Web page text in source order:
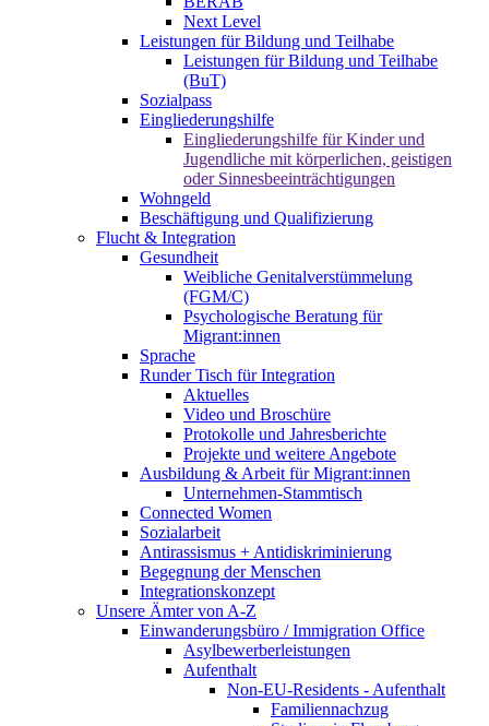
Next Level
Leistungen für Bildung und Teilhabe
Leistungen für Bildung und Teilhabe
(BuT)
Sozialpass
Eingliederungshilfe
Eingliederungshilfe für Kinder und
Jugendliche mit körperlichen, geistigen
oder Sinnesbeeinträchtigungen
Wohngeld
Beschäftigung und Qualifizierung
Flucht & Integration
Gesundheit
Weibliche Genitalverstümmelung
(FGM/C)
Psychologische Beratung für
Migrant:innen
Sprache
Runder Tisch für Integration
Aktuelles
Video und Broschüre
Protokolle und Jahresberichte
Projekte und weitere Angebote
Ausbildung & Arbeit für Migrant:innen
Unternehmen-Stammtisch
Connected Women
Sozialarbeit
Antirassismus + Antidiskriminierung
Begegnung der Menschen
Integrationskonzept
Unsere Ämter von A-Z
Einwanderungsbüro / Immigration Office
Asylbewerberleistungen
Aufenthalt
Non-EU-Residents - Aufenthalt
Familiennachzug